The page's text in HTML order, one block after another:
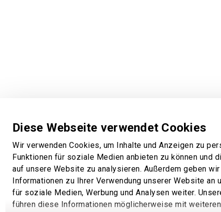
Diese Webseite verwendet Cookies
Wir verwenden Cookies, um Inhalte und Anzeigen zu
Funktionen für soziale Medien anbieten zu können und
auf unsere Website zu analysieren. Außerdem geben wir
Informationen zu Ihrer Verwendung unserer Website an
für soziale Medien, Werbung und Analysen weiter.
führen diese Informationen möglicherweise mit